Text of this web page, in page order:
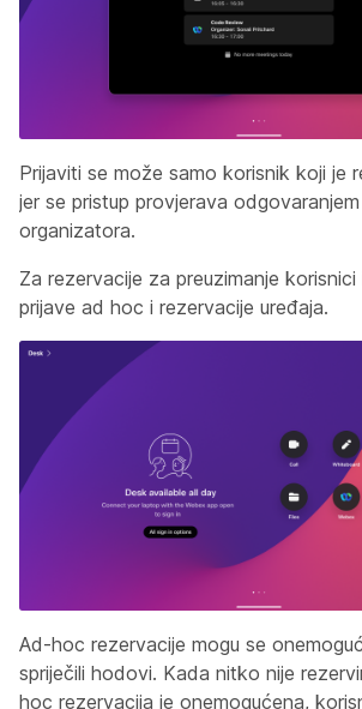
Prijaviti se može samo korisnik koji je
jer se pristup provjerava
organizatora.
Za rezervacije za preuzimanje
prijave ad hoc i rezervacije uređaja.
Ad-hoc rezervacije mogu se
spriječili hodovi. Kada nitko nije
hoc rezervacija je onemogućena,